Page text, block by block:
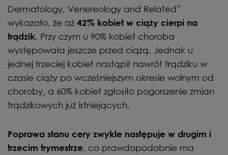
Dermatology, Venereology and Related”
wykazało, że aż 42% kobiet w ciąży cierpi na
trądzik. Przy czym u 90% kobiet choroba
występowała jeszcze przed ciążą. Jednak u
jednej trzeciej kobiet nastąpił nawrót trądziku w
czasie ciąży po wcześniejszym okresie wolnym od
choroby, a 60% kobiet zgłosiło pogorszenie zmian
trądzikowych już istniejących.
Poprawa stanu cery zwykle następuje w drugim i
trzecim trymestrze, co prawdopodobnie ma